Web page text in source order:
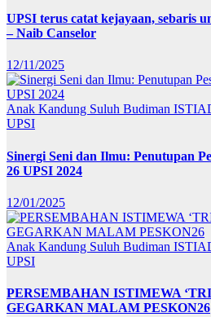
UPSI terus catat kejayaan, sebaris
– Naib Canselor
12/11/2025
Anak Kandung Suluh Budiman
UPSI
Sinergi Seni dan Ilmu: Penutupan
26 UPSI 2024
12/01/2025
Anak Kandung Suluh Budiman
UPSI
PERSEMBAHAN ISTIMEWA
GEGARKAN MALAM PESKON26